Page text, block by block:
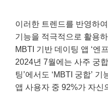
이러한 트렌드를 반영하
기능을 적극적으로 활용
MBTI 기반 데이팅 앱 ‘엔
2024년 7월에는 사주 궁
팅’에서도 ‘MBTI 궁합’
앱 사용자 중 92%가 자신